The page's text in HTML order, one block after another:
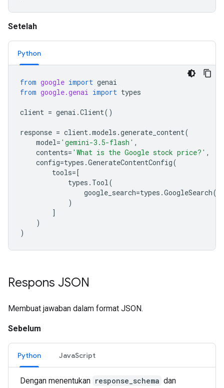
Setelah
Python
from google import genai
from google.genai import types
client = genai .Client()
response = client.models .generate_content(
model= 'gemini-3.5-flash' ,
contents= 'What is the Google stock price?' ,
config=types .GenerateContentConfig(
tools=[
types . Tool(
google_search=types .GoogleSearch()
)
]
)
)
Respons JSON
Membuat jawaban dalam format JSON.
Sebelum
Python JavaScript
Dengan menentukan response_schema dan